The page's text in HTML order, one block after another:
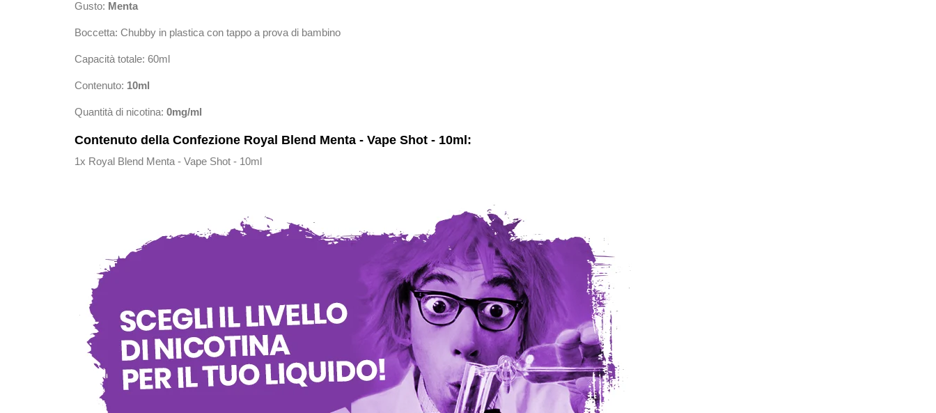
Gusto: Menta
Boccetta: Chubby in plastica con tappo a prova di bambino
Capacità totale: 60ml
Contenuto: 10ml
Quantità di nicotina: 0mg/ml
Contenuto della Confezione Royal Blend Menta - Vape Shot - 10ml:
1x Royal Blend Menta - Vape Shot - 10ml